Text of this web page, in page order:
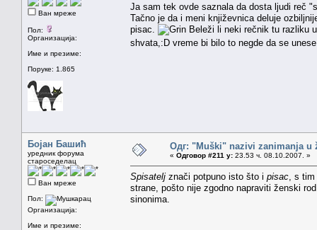
Ван мреже
Пол:
Организација:
Име и презиме:
Поруке: 1.865
Ja sam tek ovde saznala da dosta ljudi reč
Tačno je da i meni književnica deluje
pisac.
Beleži li neki rečnik tu razliku
shvata,:D vreme bi bilo to negde da se
Бојан Башић
уредник форума
староседелац
Ван мреже
Пол:
Организација:
Име и презиме:
Одг: "Muški" nazivi zanimanja u
« Одговор #211 у: 23.53 ч. 08.10.2007. »
Spisatelj znači potpuno isto što i pisac , s
strane, pošto nije zgodno napraviti ženski
sinonima.